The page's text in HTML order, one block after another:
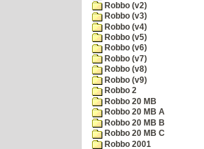
Robbo (v2)
Robbo (v3)
Robbo (v4)
Robbo (v5)
Robbo (v6)
Robbo (v7)
Robbo (v8)
Robbo (v9)
Robbo 2
Robbo 20 MB
Robbo 20 MB A
Robbo 20 MB B
Robbo 20 MB C
Robbo 2001